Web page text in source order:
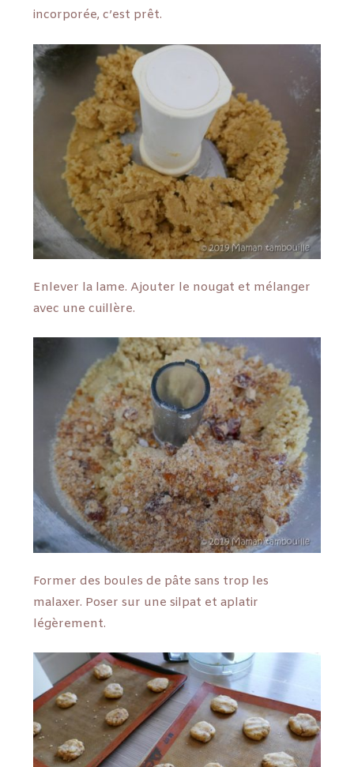
incorporée, c’est prêt.
Enlever la lame. Ajouter le nougat et mélanger
avec une cuillère.
Former des boules de pâte sans trop les
malaxer. Poser sur une silpat et aplatir
légèrement.